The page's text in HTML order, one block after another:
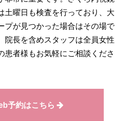
土曜日も検査を行っており、大
プが見つかった場合はその場で
院長を含めスタッフは全員女性
患者様もお気軽にご相談くださ
予約はこちら